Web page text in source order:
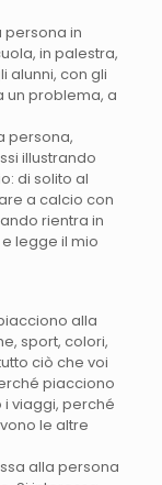
persona in
in palestra,
alunni, con gli
un problema, a
persona,
illustrando
di solito al
a calcio con
rientra in
legge il mio
alla
sport, colori,
ciò che voi
piacciono
viaggi, perché
le altre
alla persona